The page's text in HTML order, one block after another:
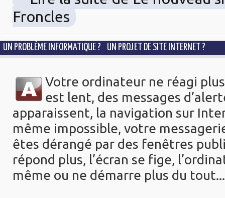
Froncles
UN PROBLÈME INFORMATIQUE ? UN PROJET DE SITE INTERNET ?
Votre ordinateur ne réagi
est lent, des messages
apparaissent, la navigation sur
même impossible, votre
êtes dérangé par des fenêtres
répond plus, l’écran se fige,
même ou ne démarre plus du tout...